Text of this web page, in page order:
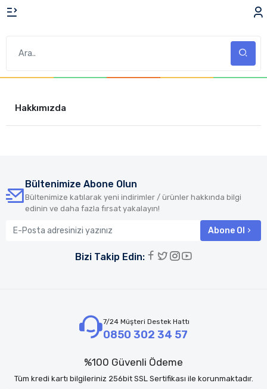
Hakkımızda
Bültenimize Abone Olun
Bültenimize katılarak yeni indirimler / ürünler hakkında bilgi
edinin ve daha fazla fırsat yakalayın!
Abone Ol
Bizi Takip Edin:
7/24 Müşteri Destek Hattı
0850 302 34 57
%100 Güvenli Ödeme
Tüm kredi kartı bilgileriniz 256bit SSL Sertifikası ile korunmaktadır.